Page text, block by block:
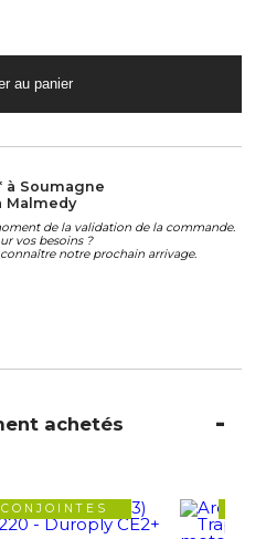
Soumagne
de la validation de la commande.
vos besoins ?
notre prochain arrivage.
achetés